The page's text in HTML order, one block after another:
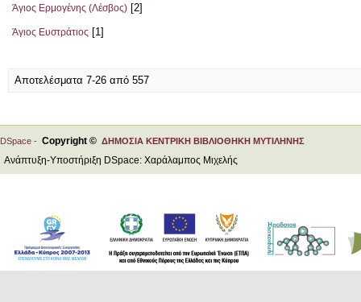
Άγιος Ερμογένης (Λέσβος) [2]
Άγιος Ευστράτιος [1]
Αποτελέσματα 7-26 από 557
DSpace - Copyright © ΔΗΜΟΣΙΑ ΚΕΝΤΡΙΚΗ ΒΙΒΛΙΟΘΗΚΗ ΜΥΤΙΛΗΝΗΣ
Ανάπτυξη-Υποστήριξη DSpace: Χαράλαμπος Μιχελής